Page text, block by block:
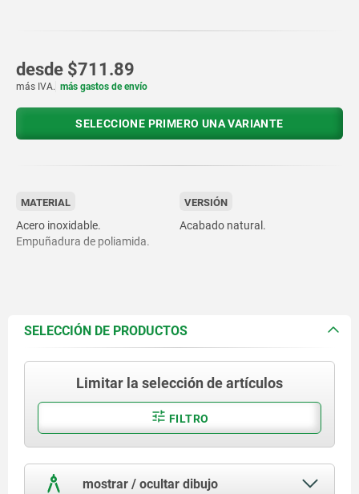
desde $711.89
más IVA. más gastos de envío
SELECCIONE PRIMERO UNA VARIANTE
MATERIAL
Acero inoxidable.
Empuñadura de poliamida.
VERSIÓN
Acabado natural.
SELECCIÓN DE PRODUCTOS
Limitar la selección de artículos
FILTRO
mostrar / ocultar dibujo